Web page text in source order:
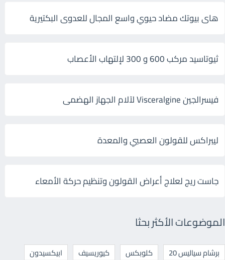
هاى بيوتك مضاد حيوي واسع المجال للعدوى البكتيرية
ثيوتاسيد مركب 600 و 300 لإلتهاب الأعصاب
فيسرالجين Visceralgine لآلام الجهاز الهضمى
ليبراكس للقولون العصبي والمعدة
جاست ريج لعلاج أعراض القولون وتنظيم حركة الأمعاء
الموضوعات الأكثر بحثا
برشام سياليس 20 كلوبكس كيوريسيف
ابيكسيدون